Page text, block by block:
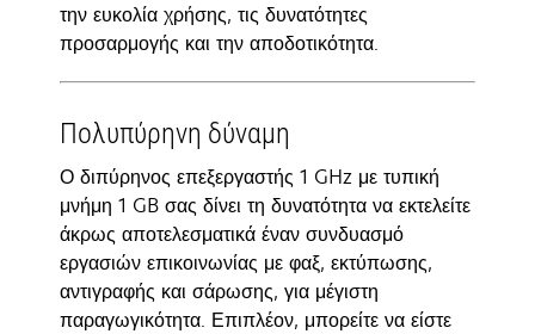
την ευκολία χρήσης, τις δυνατότητες
προσαρμογής και την αποδοτικότητα.
Πολυπύρηνη δύναμη
Ο διπύρηνος επεξεργαστής 1 GHz με τυπική
μνήμη 1 GB σας δίνει τη δυνατότητα να εκτελείτε
άκρως αποτελεσματικά έναν συνδυασμό
εργασιών επικοινωνίας με φαξ, εκτύπωσης,
αντιγραφής και σάρωσης, για μέγιστη
παραγωγικότητα. Επιπλέον, μπορείτε να είστε